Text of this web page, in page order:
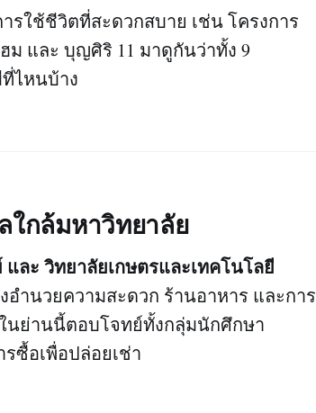
รใช้ชีวิตที่สะดวกสบาย เช่น โครงการ
ม และ บุญศิริ 11 มาดูกันว่าทั้ง 9
ไหนบ้าง
ใกล้มหาวิทยาลัย
ละ วิทยาลัยเกษตรและเทคโนโลยี
ำนวยความสะดวก ร้านอาหาร และการ
นย่านนี้ตอบโจทย์ทั้งกลุ่มนักศึกษา
ซื้อเพื่อปล่อยเช่า